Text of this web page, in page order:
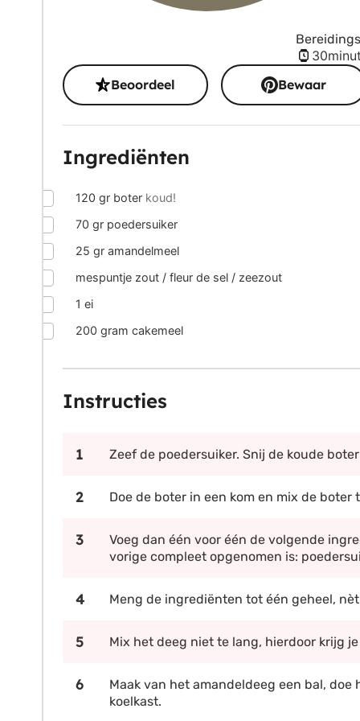
30
Beoordeel
Bewaar
Ingrediënten
120 gr boter koud!
70 gr poedersuiker
25 gr amandelmeel
mespuntje zout / fleur de sel / zeezout
1 ei
200 gram cakemeel
Instructies
Zeef de poedersuiker. Snij de koude
Doe de boter in een kom en mix de boter
Voeg dan één voor één de volgende
vorige compleet opgenomen is:
Meng de ingrediënten tot één geheel,
Mix het deeg niet te lang, hierdoor krijg
Maak van het amandeldeeg een bal,
koelkast.